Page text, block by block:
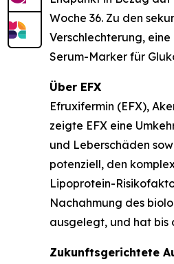
Woche 36. Zu den
Verschlechterung,
Serum-Marker für
Über EFX
Efruxifermin (EFX),
zeigte EFX eine
und Leberschäden
potenziell, den
Lipoprotein-
Nachahmung des
ausgelegt, und hat bis
Zukunftsgerichtete